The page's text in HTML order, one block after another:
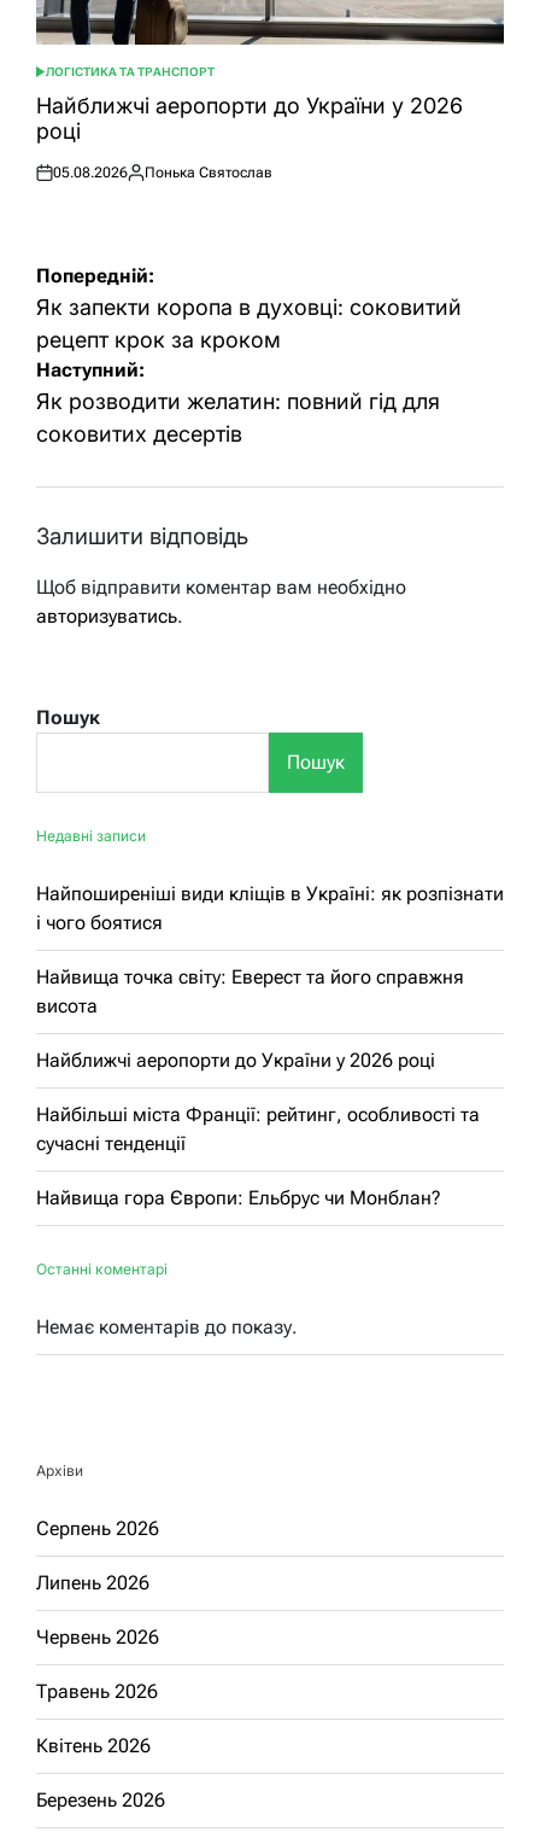
ОПУБЛІКУВАТИ
У
ЛОГІСТИКА ТА ТРАНСПОРТ
Найближчі аеропорти до України у 2026
році
Оприлюднено
05.08.2026
Опубліковано
Понька Святослав
Навігація
записів
Попередній:
Як запекти коропа в духовці: соковитий
рецепт крок за кроком
Наступний:
Як розводити желатин: повний гід для
соковитих десертів
Залишити відповідь
Щоб відправити коментар вам необхідно
авторизуватись.
Пошук
Пошук
Недавні записи
Найпоширеніші види кліщів в Україні: як розпізнати
і чого боятися
Найвища точка світу: Еверест та його справжня
висота
Найближчі аеропорти до України у 2026 році
Найбільші міста Франції: рейтинг, особливості та
сучасні тенденції
Найвища гора Європи: Ельбрус чи Монблан?
Останні коментарі
Немає коментарів до показу.
Архіви
Серпень 2026
Липень 2026
Червень 2026
Травень 2026
Квітень 2026
Березень 2026